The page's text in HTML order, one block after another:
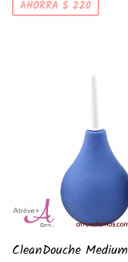
AHORRA $ 220
CleanDouche Medium